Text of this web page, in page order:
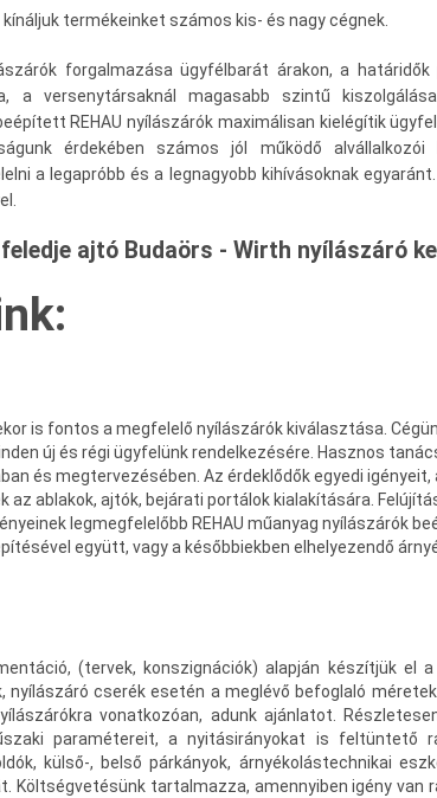
termékeinket számos kis- és nagy cégnek.
forgalmazása ügyfélbarát árakon, a
a versenytársaknál magasabb szintű
REHAU nyílászárók maximálisan kielégítik
érdekében számos jól működő
a legapróbb és a legnagyobb kihívásoknak
ajtó Budaörs - Wirth nyílászáró
is fontos a megfelelő nyílászárók kiválasztása.
új és régi ügyfelünk rendelkezésére. Hasznos
és megtervezésében. Az érdeklődők egyedi
az ablakok, ajtók, bejárati portálok kialakítására.
legmegfelelőbb REHAU műanyag nyílászárók
együtt, vagy a későbbiekben elhelyezendő
(tervek, konszignációk) alapján készítjük el
nyílászáró cserék esetén a meglévő befoglaló
vonatkozóan, adunk ajánlatot.
paramétereit, a nyitásirányokat is feltüntető
külső-, belső párkányok, árnyékolástechnikai
Költségvetésünk tartalmazza, amennyiben igény van